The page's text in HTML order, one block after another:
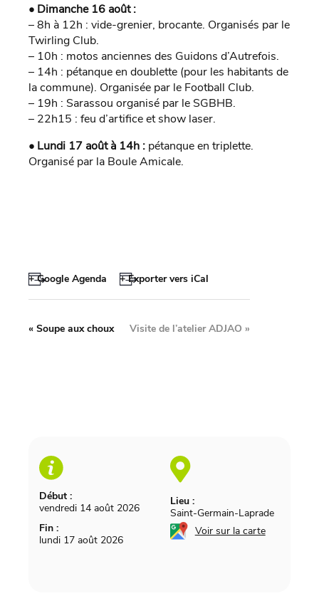
• Dimanche 16 août :
– 8h à 12h : vide-grenier, brocante. Organisés par le
Twirling Club.
– 10h : motos anciennes des Guidons d’Autrefois.
– 14h : pétanque en doublette (pour les habitants de
la commune). Organisée par le Football Club.
– 19h : Sarassou organisé par le SGBHB.
– 22h15 : feu d’artifice et show laser.
• Lundi 17 août à 14h : pétanque en triplette.
Organisé par la Boule Amicale.
+ Google Agenda + Exporter vers iCal
Début :
vendredi 14 août 2026
Fin :
lundi 17 août 2026
Lieu :
Saint-Germain-Laprade
Voir sur la carte
« Soupe aux choux Visite de l’atelier ADJAO »